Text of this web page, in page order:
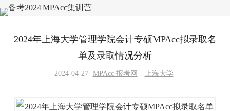
2024年上海大学管理学院会计专硕MPAcc拟录取名
单及录取情况分析
2024-04-27 MPAcc 报考网 上海大学